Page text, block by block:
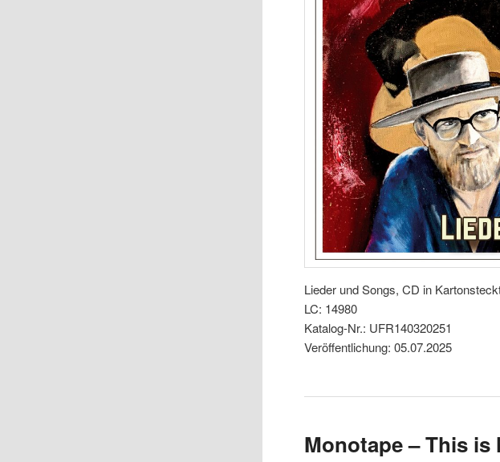
Lieder und Songs, CD in
LC: 14980
Katalog-Nr.: UFR140320251
Veröffentlichung: 05.07.2025
Monotape – This is